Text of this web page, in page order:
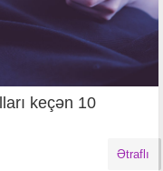
keçən 10
Ətraflı